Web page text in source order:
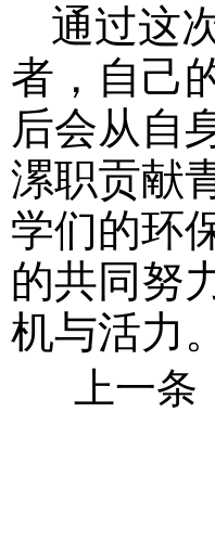
通过这
者，自己
后会从自
漯职贡献
学们的环
的共同努
机与活力。
上一条